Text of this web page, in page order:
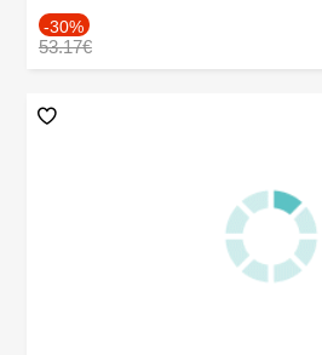
-30%
53.17€